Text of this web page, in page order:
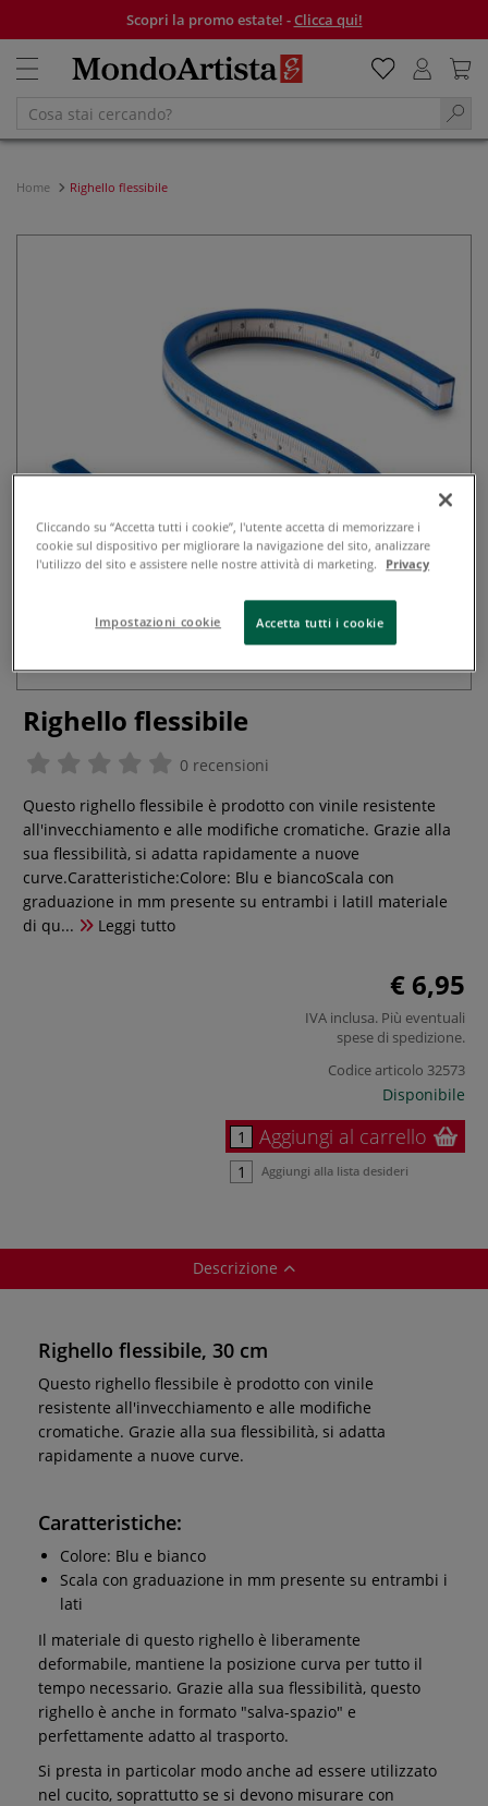
Scopri la promo estate! -Clicca qui!
Home Righello flessibile
Righello flessibile
0 recensioni
Questo righello flessibile è prodotto con vinile resistente
all'invecchiamento e alle modifiche cromatiche. Grazie alla
sua flessibilità, si adatta rapidamente a nuove
curve.Caratteristiche:Colore: Blu e biancoScala con
graduazione in mm presente su entrambi i latiIl materiale
di qu...
Leggi tutto
€ 6,95
IVA inclusa. Più eventuali
spese di spedizione.
Codice articolo 32573
Disponibile
Aggiungi al carrello
Aggiungi alla lista desideri
Descrizione
Righello flessibile, 30 cm
Questo righello flessibile è prodotto con vinile
resistente all'invecchiamento e alle modifiche
cromatiche. Grazie alla sua flessibilità, si adatta
rapidamente a nuove curve.
Caratteristiche:
Colore: Blu e bianco
Scala con graduazione in mm presente su entrambi i
lati
Il materiale di questo righello è liberamente
deformabile, mantiene la posizione curva per tutto il
tempo necessario. Grazie alla sua flessibilità, questo
righello è anche in formato "salva-spazio" e
perfettamente adatto al trasporto.
Si presta in particolar modo anche ad essere utilizzato
nel cucito, soprattutto se si devono misurare con
Cliccando su “Accetta tutti i cookie”, l'utente accetta di memorizzare i
cookie sul dispositivo per migliorare la navigazione del sito, analizzare
l'utilizzo del sito e assistere nelle nostre attività di marketing. Privacy
Impostazioni cookie Accetta tutti i cookie